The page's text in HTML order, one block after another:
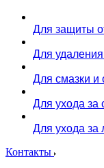
Для защиты
Для
Для смазки и
Для ухода за
Для ухода за
Контакты